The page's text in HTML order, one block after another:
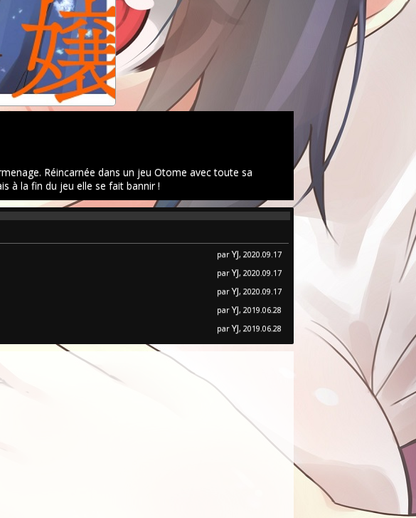
Réincarnée dans un jeu Otome avec toute sa
à la fin du jeu elle se fait bannir !
par YJ, 2020.09.17
par YJ, 2020.09.17
par YJ, 2020.09.17
par YJ, 2019.06.28
par YJ, 2019.06.28